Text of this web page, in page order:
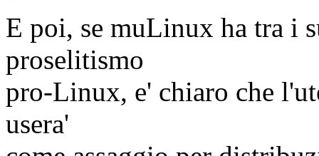
E poi, se muLinux ha tra i
proselitismo
pro-Linux, e' chiaro che
usera'